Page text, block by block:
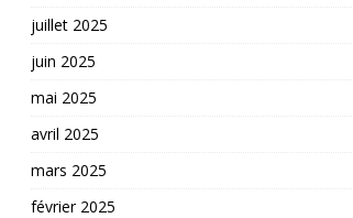
juillet 2025
juin 2025
mai 2025
avril 2025
mars 2025
février 2025